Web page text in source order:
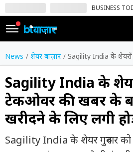
BUSINESS
SIGN
IN
Dark
Mode
होम
शेयर
बाज़ार
News शेयर बाज़ार Sagility India के शेयरों में उछाल,
Sagility India के
टेकओवर की खबर के
खरीदने के लिए लगी
Sagility India के शेयर गुरुवार